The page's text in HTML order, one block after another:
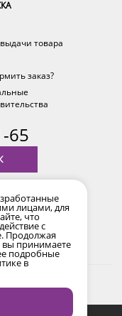
товара
заказ?
65
сайта
правах.
лицами, для
что
с
Продолжая
вы принимаете
подробные
в